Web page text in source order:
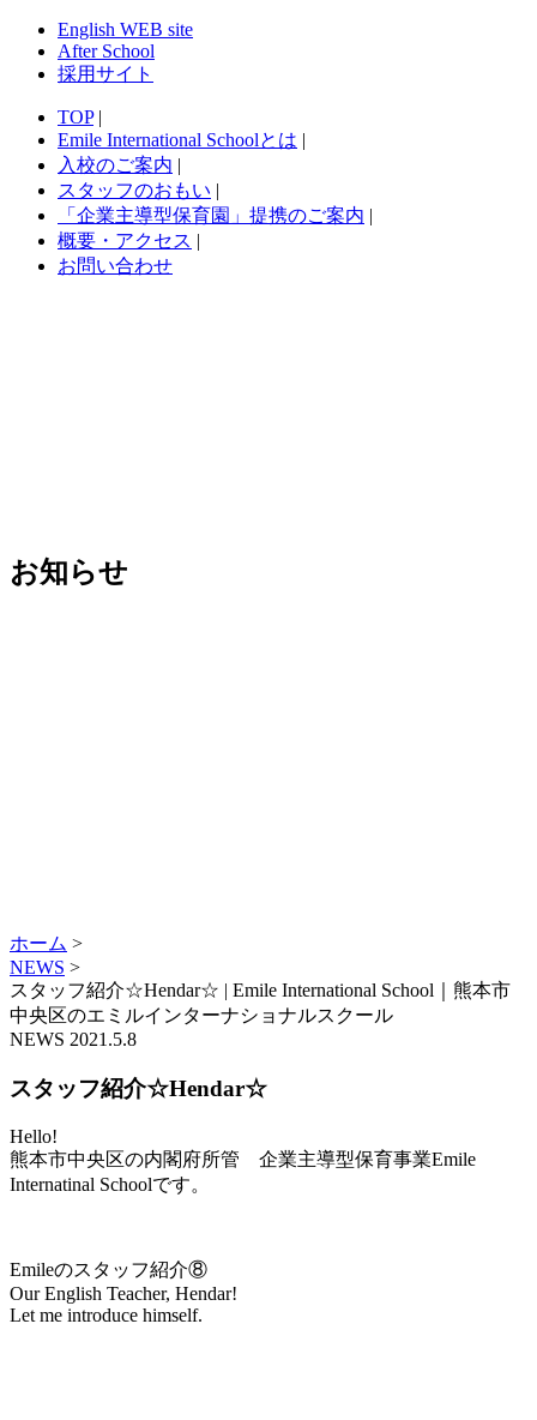
English WEB site
After School
採用サイト
TOP|
Emile International Schoolとは |
入校のご案内 |
スタッフのおもい |
「企業主導型保育園」提携のご案内 |
概要・アクセス |
お問い合わせ
お知らせ
ホーム >
NEWS >
スタッフ紹介☆Hendar☆ | Emile International School｜熊本市
中央区のエミルインターナショナルスクール
NEWS 2021.5.8
スタッフ紹介☆Hendar☆
Hello!
熊本市中央区の内閣府所管 企業主導型保育事業Emile
Internatinal Schoolです。
Emileのスタッフ紹介⑧
Our English Teacher, Hendar!
Let me introduce himself.